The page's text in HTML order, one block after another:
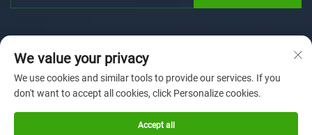
Copyright © 2025 by Xiamen Sunforson Power Co., Ltd
Informativa sulla Privacy
We value your privacy
We use cookies and similar tools to provide our services. If you
don't want to accept all cookies, click Personalize cookies.
Accept all